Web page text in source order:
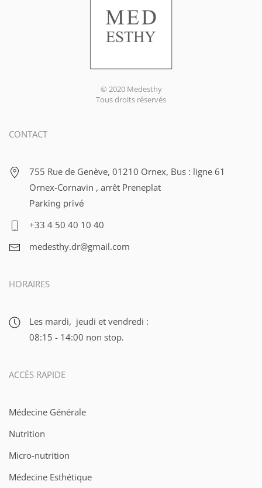
© 2020 Medesthy
Tous droits réservés
CONTACT
755 Rue de Genève, 01210 Ornex, Bus : ligne 61
Ornex-Cornavin , arrêt Preneplat
Parking privé
+33 4 50 40 10 40
medesthy.dr@gmail.com
HORAIRES
Les mardi, jeudi et vendredi :
08:15 - 14:00 non stop.
ACCÈS RAPIDE
Médecine Générale
Nutrition
Micro-nutrition
Médecine Esthétique